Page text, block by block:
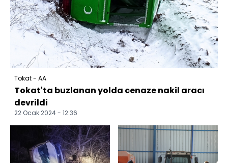
Tokat - AA
Tokat'ta buzlanan yolda cenaze nakil aracı
devrildi
22 Ocak 2024 - 12:36